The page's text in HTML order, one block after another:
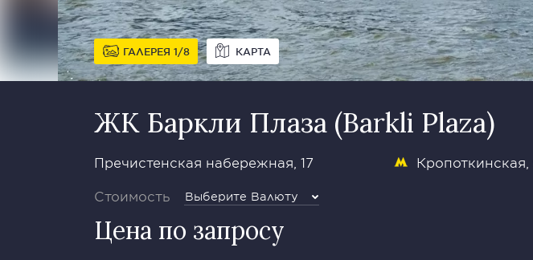
ГАЛЕРЕЯ 1 8 КАРТА
ЖК Баркли Плаза (Barkli Plaza)
Пречистенская набережная, 17 Кропоткинская
Стоимость Выберите Валюту
Цена по запросу